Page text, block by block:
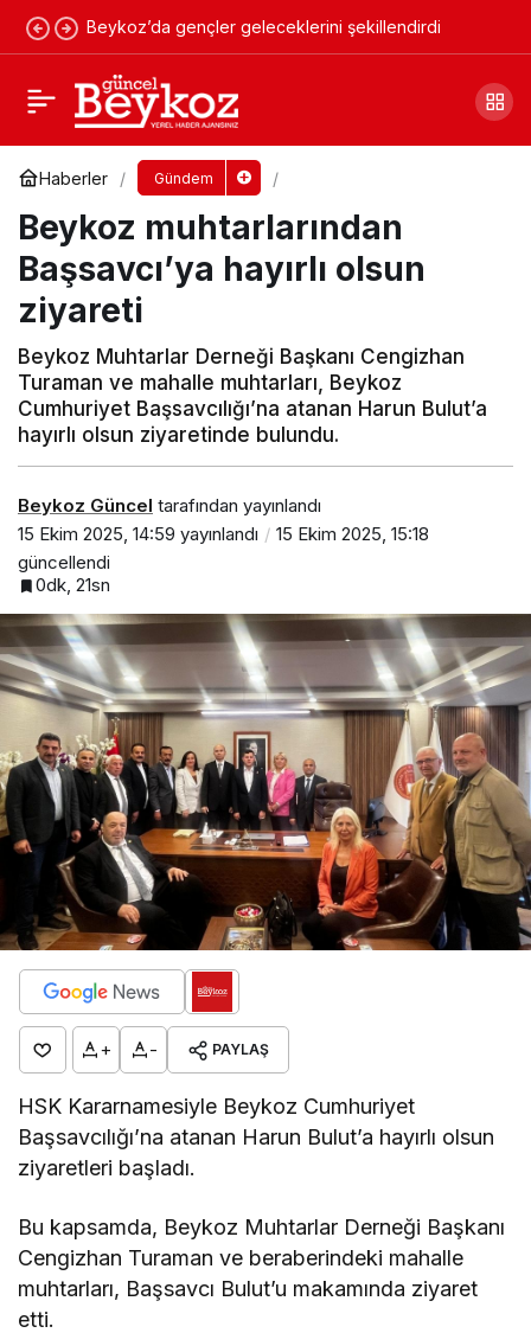
Beykoz’da gençler geleceklerini şekillendirdi
Haberler Gündem
Beykoz muhtarlarından
Başsavcı’ya hayırlı olsun
ziyareti
Beykoz Muhtarlar Derneği Başkanı Cengizhan
Turaman ve mahalle muhtarları, Beykoz
Cumhuriyet Başsavcılığı’na atanan Harun Bulut’a
hayırlı olsun ziyaretinde bulundu.
Beykoz Güncel tarafından yayınlandı
15 Ekim 2025, 14:59 yayınlandı
15 Ekim 2025, 15:18
güncellendi
0dk, 21sn
+ - PAYLAŞ
HSK Kararnamesiyle Beykoz Cumhuriyet
Başsavcılığı’na atanan Harun Bulut’a hayırlı olsun
ziyaretleri başladı.
Bu kapsamda, Beykoz Muhtarlar Derneği Başkanı
Cengizhan Turaman ve beraberindeki mahalle
muhtarları, Başsavcı Bulut’u makamında ziyaret
etti.
Beykoz Belediyesi’nde maaş krizi devam
ediyor!
Yorum Yap Paylaş